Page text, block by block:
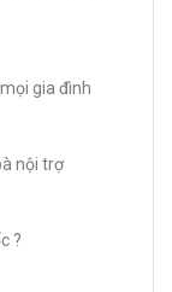
gia đình
nội trợ
?